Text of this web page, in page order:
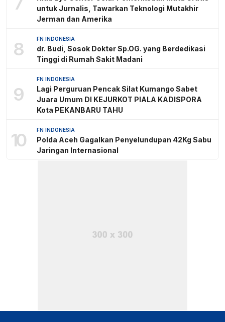
untuk Jurnalis, Tawarkan Teknologi Mutakhir
Jerman dan Amerika
8 FN INDONESIA
dr. Budi, Sosok Dokter Sp.OG. yang Berdedikasi
Tinggi di Rumah Sakit Madani
9
FN INDONESIA
Lagi Perguruan Pencak Silat Kumango Sabet
Juara Umum DI KEJURKOT PIALA KADISPORA
Kota PEKANBARU TAHU
10 FN INDONESIA
Polda Aceh Gagalkan Penyelundupan 42Kg Sabu
Jaringan Internasional